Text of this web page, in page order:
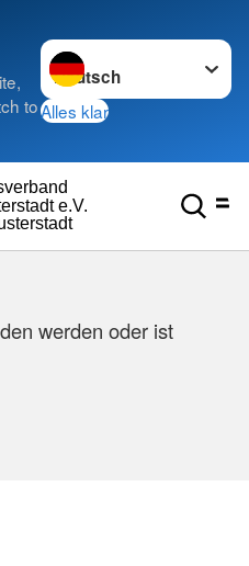
to
Sprache wechseln zu
Alles klar
e.V.
werden oder ist